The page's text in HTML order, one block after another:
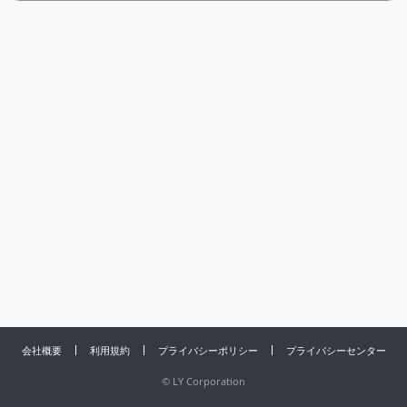
会社概要 利用規約 プライバシーポリシー プライバシーセンター
© LY Corporation